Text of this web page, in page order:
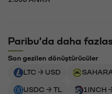
Paribu'da daha
Son gezilen dönüştürücüler
LTC → USD
USDC → TL 1INCH